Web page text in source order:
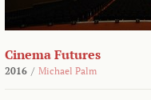
Cinema Futures
2016 / Michael Palm